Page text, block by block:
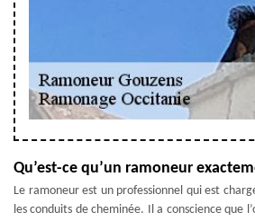
Qu’est-ce qu’un ramoneur
Le ramoneur est un professionnel qui est
les conduits de cheminée. Il a conscience que